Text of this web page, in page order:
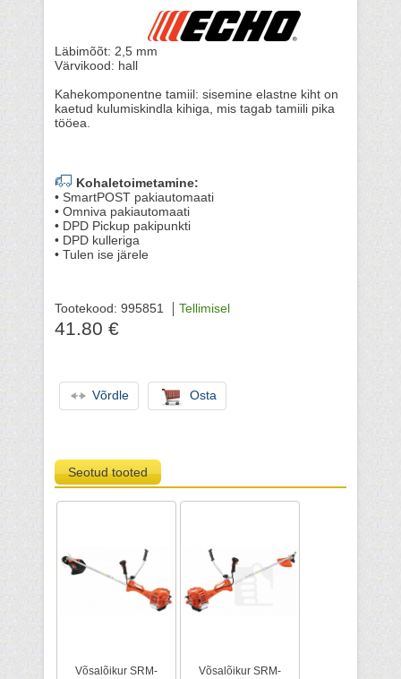
Läbimõõt: 2,5 mm
Värvikood: hall
Kahekomponentne tamiil: sisemine elastne kiht on
kaetud kulumiskindla kihiga, mis tagab tamiili pika
tööea.
Kohaletoimetamine:
• SmartPOST pakiautomaati
• Omniva pakiautomaati
• DPD Pickup pakipunkti
• DPD kulleriga
• Tulen ise järele
Tootekood: 995851 Tellimisel
41.80 €
Võrdle Osta
Seotud tooted
Võsalõikur SRM-
Võsalõikur SRM-